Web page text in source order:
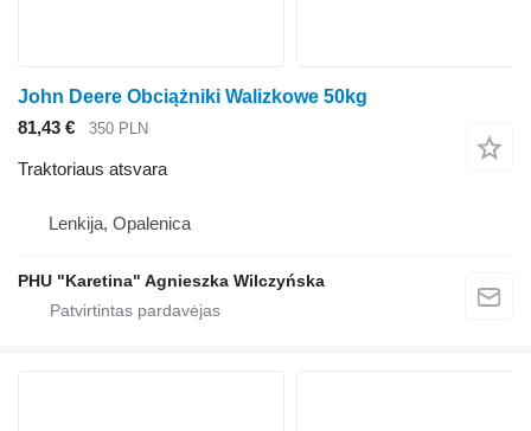
John Deere Obciążniki Walizkowe 50kg
81,43 €
350 PLN
Traktoriaus atsvara
Lenkija, Opalenica
PHU "Karetina" Agnieszka Wilczyńska